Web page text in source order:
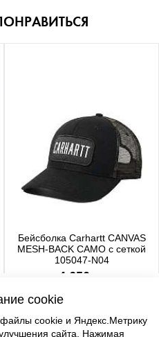
Бейсболка Carhartt CANVAS
MESH-BACK CAMO с сеткой
105047-N04
4 650 р.
cookie
cookie и Яндекс.Метрику
сайта. Нажимая